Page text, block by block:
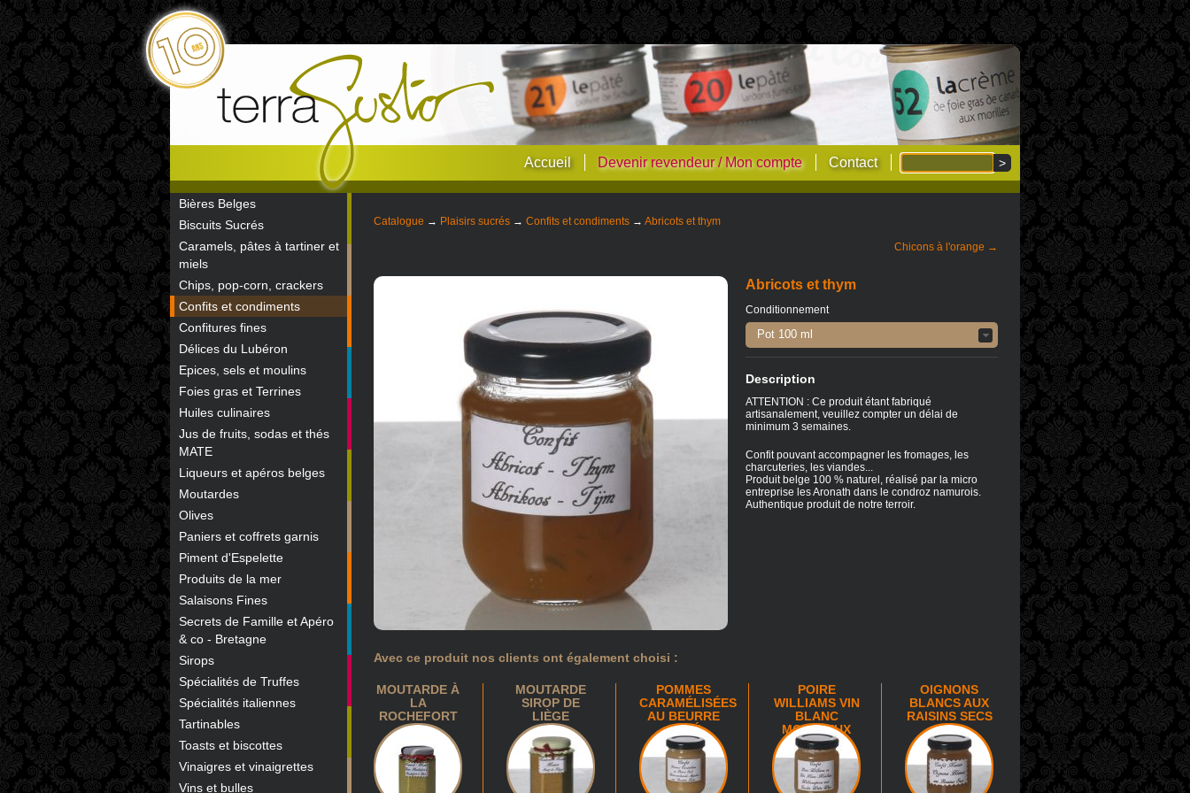
Accueil Devenir revendeur / Mon compte Contact
Bières Belges
Biscuits Sucrés
Caramels, pâtes à tartiner et
miels
Chips, pop-corn, crackers
Confits et condiments
Confitures fines
Délices du Lubéron
Epices, sels et moulins
Foies gras et Terrines
Huiles culinaires
Jus de fruits, sodas et thés
MATE
Liqueurs et apéros belges
Moutardes
Olives
Paniers et coffrets garnis
Piment d'Espelette
Produits de la mer
Salaisons Fines
Secrets de Famille et Apéro
& co - Bretagne
Sirops
Spécialités de Truffes
Spécialités italiennes
Tartinables
Toasts et biscottes
Vinaigres et vinaigrettes
Vins et bulles
Catalogue → Plaisirs sucrés → Confits et condiments → Abricots et thym
Chicons à l'orange →
Abricots et thym
Conditionnement
Pot 100 ml
Description
ATTENTION : Ce produit étant fabriqué
artisanalement, veuillez compter un délai de
minimum 3 semaines.
Confit pouvant accompagner les fromages, les
charcuteries, les viandes...
Produit belge 100 % naturel, réalisé par la micro
entreprise les Aronath dans le condroz namurois.
Authentique produit de notre terroir.
Avec ce produit nos clients ont également choisi :
MOUTARDE À
LA
ROCHEFORT
8
MOUTARDE
SIROP DE
LIÈGE
POMMES
CARAMÉLISÉES
AU BEURRE
SALÉ
POIRE
WILLIAMS VIN
BLANC
MOELLEUX
OIGNONS
BLANCS AUX
RAISINS SECS